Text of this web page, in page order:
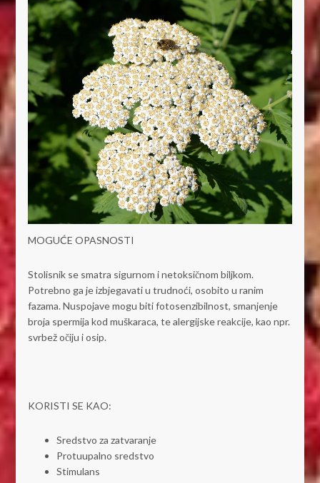
MOGUĆE OPASNOSTI
Stolisnik se smatra sigurnom i netoksičnom biljkom.
Potrebno ga je izbjegavati u trudnoći, osobito u ranim
fazama. Nuspojave mogu biti fotosenzibilnost, smanjenje
broja spermija kod muškaraca, te alergijske reakcije, kao npr.
svrbež očiju i osip.
KORISTI SE KAO:
Sredstvo za zatvaranje
Protuupalno sredstvo
Stimulans